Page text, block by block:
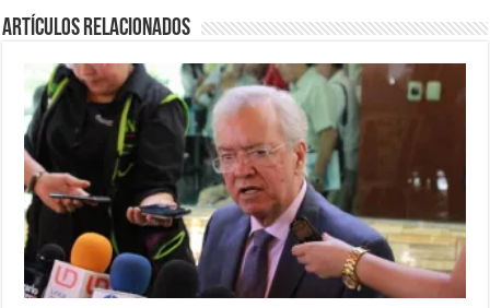
Artículos relacionados